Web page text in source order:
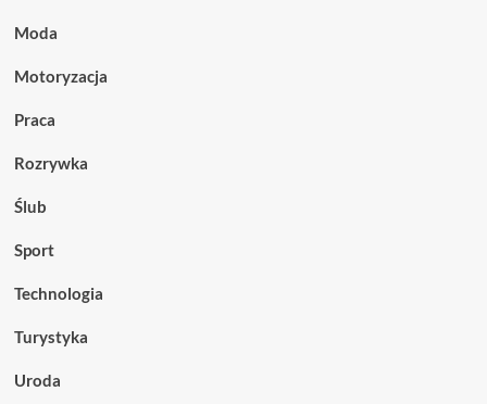
Moda
Motoryzacja
Praca
Rozrywka
Ślub
Sport
Technologia
Turystyka
Uroda